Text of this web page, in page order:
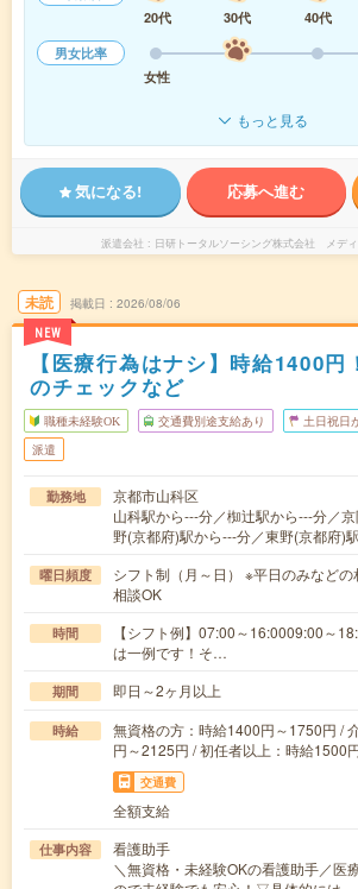
20代
30代 40代
男女比率
女性
もっと見る
気になる! 応募へ進む
派遣会社 日研トータルソーシング株式会社 メデ
未読
NEW
掲載日 2026/08/06
【医療行為はナシ】時給1400円
のチェックなど
職種未経験OK 交通費別途支給あり 土日祝日
派遣
勤務地
京都市山科区
山科駅から---分／椥辻駅から---分／
野(京都府)駅から---分／東野(京都府)
曜日頻度
シフト制（月～日） ※平日のみなど
相談OK
時間
【シフト例】07:00～16:0009:00～
は一例です！そ…
期間 即日～2ヶ月以上
時給
無資格の方：時給1400円～1750円 /
円～2125円 / 初任者以上：時給1500
交通費
全額支給
仕事内容
看護助手
＼無資格・未経験OKの看護助手／医